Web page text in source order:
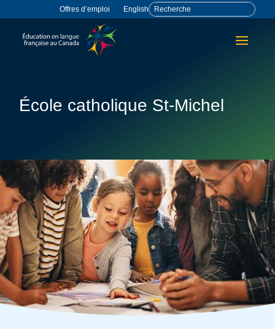
Offres d’emploi English
École catholique St-Michel